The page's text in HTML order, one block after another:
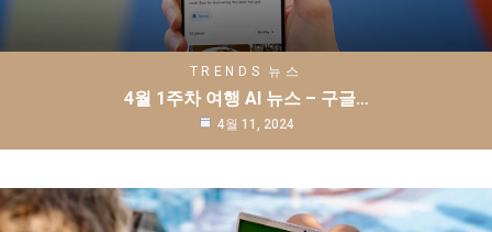
TRENDS 뉴스
4월 1주차 여행 AI 뉴스 – 구글…
4월 11, 2024